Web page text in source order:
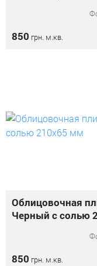
850 грн. м.кв.
Облицовочная
Черный с солью
850 грн. м.кв.